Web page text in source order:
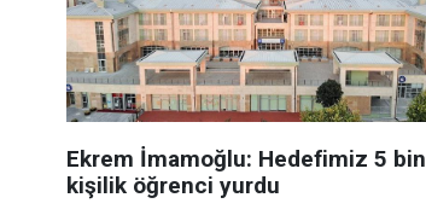
Ekrem İmamoğlu: Hedefimiz 5 bin
kişilik öğrenci yurdu